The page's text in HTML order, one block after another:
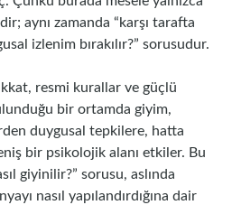
aynı zamanda “karşı tarafta
izlenim bırakılır?” sorusudur.
resmi kurallar ve güçlü
bir ortamda giyim,
duygusal tepkilere, hatta
bir psikolojik alanı etkiler. Bu
giyinilir?” sorusu, aslında
nasıl yapılandırdığına dair